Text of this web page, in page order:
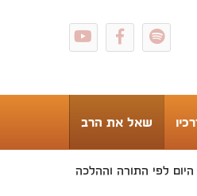
שאל את הרב
לפי התורה וההלכה